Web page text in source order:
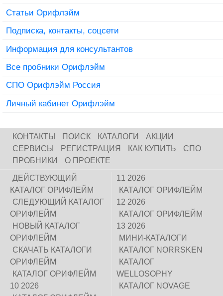
Статьи Орифлэйм
Подписка, контакты, соцсети
Информация для консультантов
Все пробники Орифлэйм
СПО Орифлэйм Россия
Личный кабинет Орифлэйм
КОНТАКТЫ ПОИСК КАТАЛОГИ
АКЦИИ
СЕРВИСЫ
РЕГИСТРАЦИЯ КАК КУПИТЬ
СПО
ПРОБНИКИ
О ПРОЕКТЕ
ДЕЙСТВУЮЩИЙ
КАТАЛОГ ОРИФЛЕЙМ
СЛЕДУЮЩИЙ КАТАЛОГ
ОРИФЛЕЙМ
НОВЫЙ КАТАЛОГ
ОРИФЛЕЙМ
СКАЧАТЬ КАТАЛОГИ
ОРИФЛЕЙМ
КАТАЛОГ ОРИФЛЕЙМ
10 2026
11 2026
КАТАЛОГ ОРИФЛЕЙМ
12 2026
КАТАЛОГ ОРИФЛЕЙМ
13 2026
МИНИ-КАТАЛОГИ
КАТАЛОГ NORRSKEN
КАТАЛОГ
WELLOSOPHY
КАТАЛОГ NOVAGE